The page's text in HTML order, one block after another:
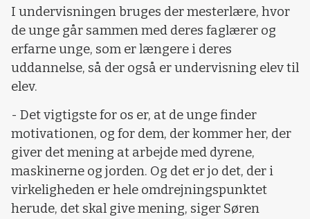
I undervisningen bruges der mesterlære, hvor
de unge går sammen med deres faglærer og
erfarne unge, som er længere i deres
uddannelse, så der også er undervisning elev til
elev.
- Det vigtigste for os er, at de unge finder
motivationen, og for dem, der kommer her, der
giver det mening at arbejde med dyrene,
maskinerne og jorden. Og det er jo det, der i
virkeligheden er hele omdrejningspunktet
herude, det skal give mening, siger Søren